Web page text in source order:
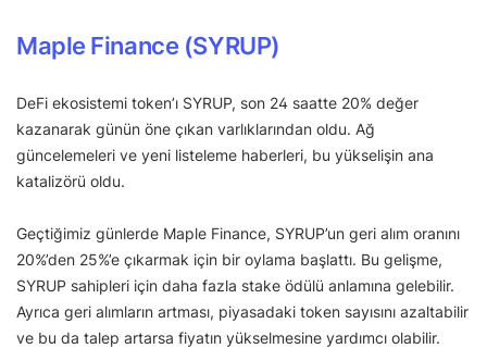
Maple Finance (SYRUP)
DeFi ekosistemi token’ı SYRUP, son 24 saatte 20% değer
kazanarak günün öne çıkan varlıklarından oldu. Ağ
güncelemeleri ve yeni listeleme haberleri, bu yükselişin ana
katalizörü oldu.
Geçtiğimiz günlerde Maple Finance, SYRUP’un geri alım oranını
20%’den 25%’e çıkarmak için bir oylama başlattı. Bu gelişme,
SYRUP sahipleri için daha fazla stake ödülü anlamına gelebilir.
Ayrıca geri alımların artması, piyasadaki token sayısını azaltabilir
ve bu da talep artarsa fiyatın yükselmesine yardımcı olabilir.